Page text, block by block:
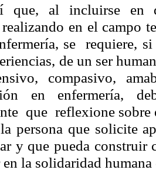
que, al incluirse en
en el campo
se requiere,
de un ser
compasivo,
en enfermería,
que reflexione sobre
persona que solicite
y que pueda construir
la solidaridad humana